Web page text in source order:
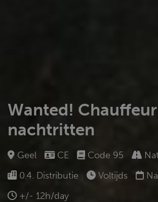
Wanted! Chauffeur
nachtritten
Geel CE Code 95
0.4. Distributie
Voltijds
+/- 12h/day